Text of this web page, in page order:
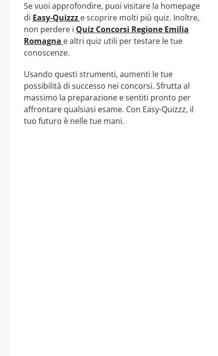
Se vuoi approfondire, puoi visitare la homepage
di Easy-Quizzz e scoprire molti più quiz. Inoltre,
non perdere i Quiz Concorsi Regione Emilia
Romagna e altri quiz utili per testare le tue
conoscenze.
Usando questi strumenti, aumenti le tue
possibilità di successo nei concorsi. Sfrutta al
massimo la preparazione e sentiti pronto per
affrontare qualsiasi esame. Con Easy-Quizzz, il
tuo futuro è nelle tue mani.